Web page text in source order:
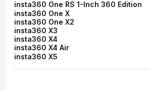
insta360 One RS 1-Inch 360 Edition
insta360 One X
insta360 One X2
insta360 X3
insta360 X4
insta360 X4 Air
insta360 X5